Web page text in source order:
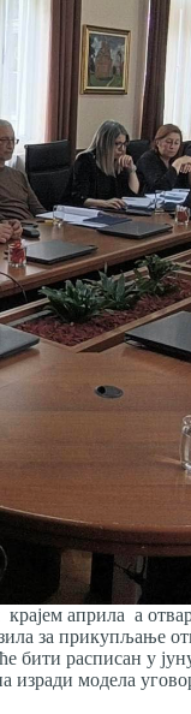
крајем априла а
за прикупљање
бити расписан у
изради модела